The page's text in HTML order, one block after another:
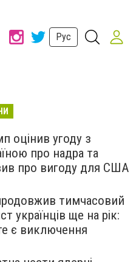
Рус
оцінив угоду з
про надра та
про вигоду для США
тимчасовий
українців ще на рік:
є виключення